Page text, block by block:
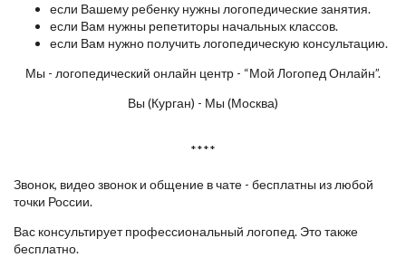
если Вашему ребенку нужны логопедические занятия.
если Вам нужны репетиторы начальных классов.
если Вам нужно получить логопедическую консультацию.
Мы - логопедический онлайн центр - “Мой Логопед Онлайн”.
Вы (Курган) - Мы (Москва)
****
Звонок, видео звонок и общение в чате - бесплатны из любой
точки России.
Вас консультирует профессиональный логопед. Это также
бесплатно.